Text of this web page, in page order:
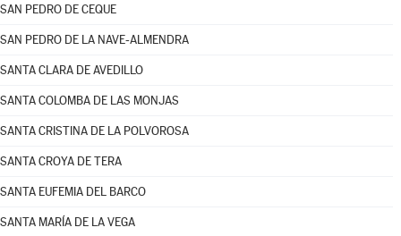
SAN PEDRO DE CEQUE
SAN PEDRO DE LA NAVE-ALMENDRA
SANTA CLARA DE AVEDILLO
SANTA COLOMBA DE LAS MONJAS
SANTA CRISTINA DE LA POLVOROSA
SANTA CROYA DE TERA
SANTA EUFEMIA DEL BARCO
SANTA MARÍA DE LA VEGA